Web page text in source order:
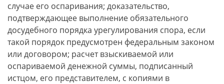
случае его оспаривания; доказательство,
подтверждающее выполнение обязательного
досудебного порядка урегулирования спора, если
такой порядок предусмотрен федеральным законом
или договором; расчет взыскиваемой или
оспариваемой денежной суммы, подписанный
истцом, его представителем, с копиями в